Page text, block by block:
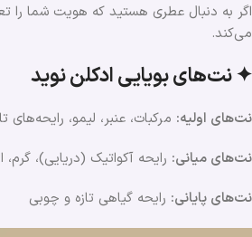
اگر به دنبال عطری هستید که هویت شما را
می‌کند.
✦ نت‌های بویایی ادکلن نوید
نت‌های اولیه: مرکبات، عنبر، لیمو، رایحه‌های
نت‌های میانی: رایحه آکواتیک (دریایی)،
نت‌های پایانی: رایحه گیاهی تازه و چوبی